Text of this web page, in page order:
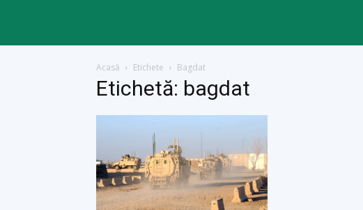
Acasă Etichete Bagdat
Etichetă: bagdat